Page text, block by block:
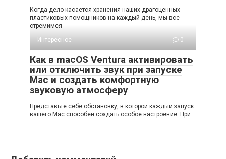
Когда дело касается хранения наших драгоценных
пластиковых помощников на каждый день, мы все
стремимся
Интересное
0
Как в macOS Ventura активировать
или отключить звук при запуске
Mac и создать комфортную
звуковую атмосферу
Представьте себе обстановку, в которой каждый запуск
вашего Mac способен создать особое настроение. При